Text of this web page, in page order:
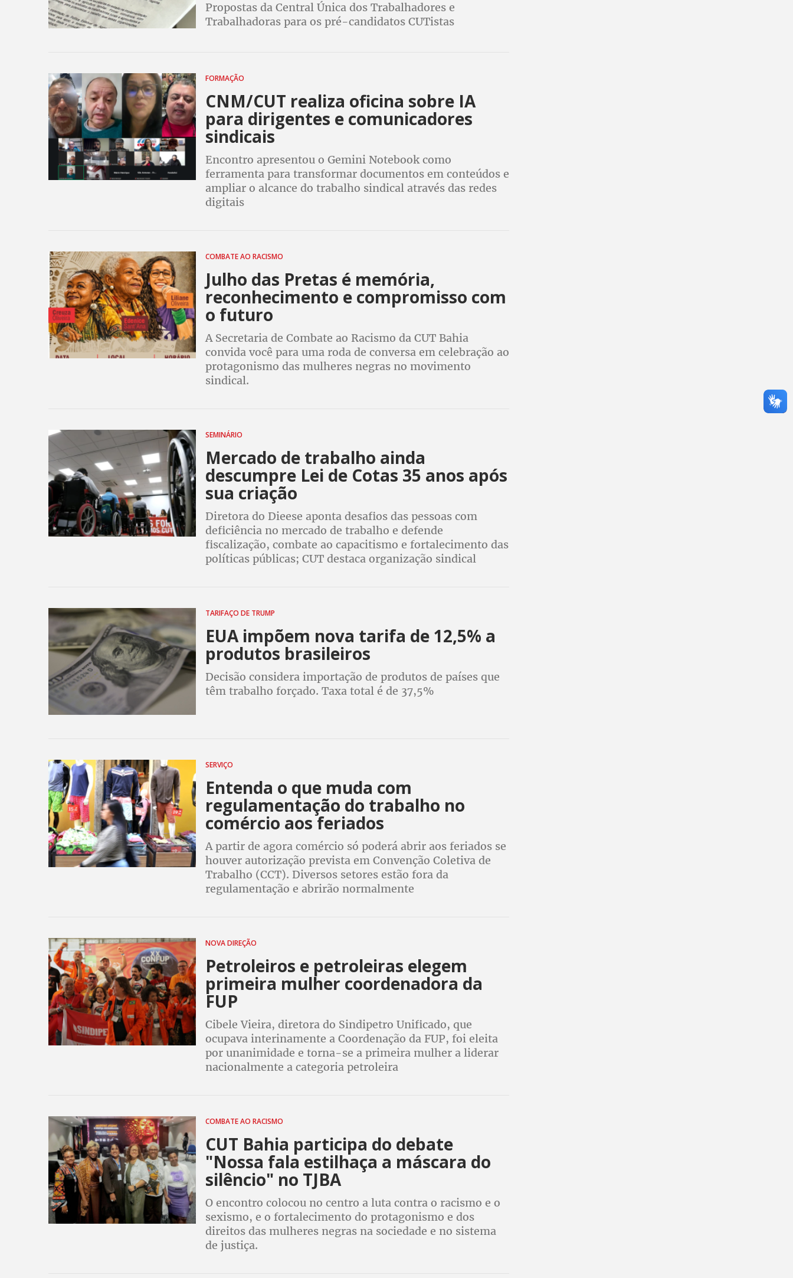
Propostas da Central Única dos Trabalhadores e
Trabalhadoras para os pré-candidatos CUTistas
FORMAÇÃO
CNM/CUT realiza oficina sobre IA
para dirigentes e comunicadores
sindicais
Encontro apresentou o Gemini Notebook como
ferramenta para transformar documentos em conteúdos e
ampliar o alcance do trabalho sindical através das redes
digitais
COMBATE AO RACISMO
Julho das Pretas é memória,
reconhecimento e compromisso com
o futuro
A Secretaria de Combate ao Racismo da CUT Bahia
convida você para uma roda de conversa em celebração ao
protagonismo das mulheres negras no movimento
sindical.
SEMINÁRIO
Mercado de trabalho ainda
descumpre Lei de Cotas 35 anos após
sua criação
Diretora do Dieese aponta desafios das pessoas com
deficiência no mercado de trabalho e defende
fiscalização, combate ao capacitismo e fortalecimento das
políticas públicas; CUT destaca organização sindical
TARIFAÇO DE TRUMP
EUA impõem nova tarifa de 12,5% a
produtos brasileiros
Decisão considera importação de produtos de países que
têm trabalho forçado. Taxa total é de 37,5%
SERVIÇO
Entenda o que muda com
regulamentação do trabalho no
comércio aos feriados
A partir de agora comércio só poderá abrir aos feriados se
houver autorização prevista em Convenção Coletiva de
Trabalho (CCT). Diversos setores estão fora da
regulamentação e abrirão normalmente
NOVA DIREÇÃO
Petroleiros e petroleiras elegem
primeira mulher coordenadora da
FUP
Cibele Vieira, diretora do Sindipetro Unificado, que
ocupava interinamente a Coordenação da FUP, foi eleita
por unanimidade e torna-se a primeira mulher a liderar
nacionalmente a categoria petroleira
COMBATE AO RACISMO
CUT Bahia participa do debate
"Nossa fala estilhaça a máscara do
silêncio" no TJBA
O encontro colocou no centro a luta contra o racismo e o
sexismo, e o fortalecimento do protagonismo e dos
direitos das mulheres negras na sociedade e no sistema
de justiça.